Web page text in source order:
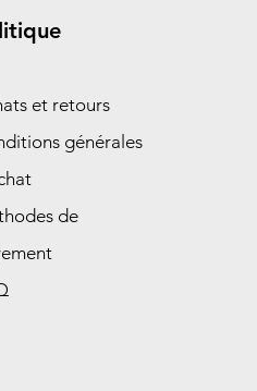
et retours
générales
de